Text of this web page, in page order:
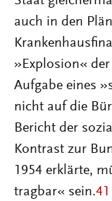
auch in den
»Explosion«
Aufgabe eines
nicht auf die
Bericht der
Kontrast zur
1954 erklärte,
tragbar« sein.41